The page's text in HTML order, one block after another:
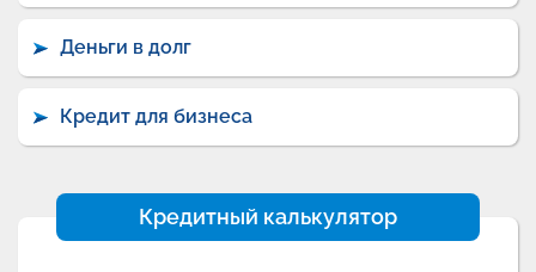
Деньги в долг
Кредит для бизнеса
Кредитный калькулятор